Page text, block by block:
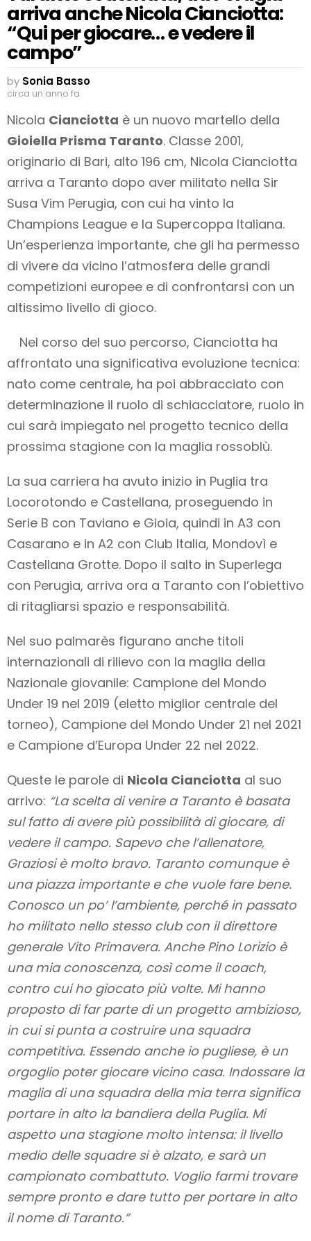
arriva anche Nicola Cianciotta:
“Qui per giocare… e vedere il
campo”
by Sonia Basso
circa un anno fa
Nicola Cianciotta è un nuovo martello della
Gioiella Prisma Taranto. Classe 2001,
originario di Bari, alto 196 cm, Nicola Cianciotta
arriva a Taranto dopo aver militato nella Sir
Susa Vim Perugia, con cui ha vinto la
Champions League e la Supercoppa Italiana.
Un’esperienza importante, che gli ha permesso
di vivere da vicino l’atmosfera delle grandi
competizioni europee e di confrontarsi con un
altissimo livello di gioco.
Nel corso del suo percorso, Cianciotta ha
affrontato una significativa evoluzione tecnica:
nato come centrale, ha poi abbracciato con
determinazione il ruolo di schiacciatore, ruolo in
cui sarà impiegato nel progetto tecnico della
prossima stagione con la maglia rossoblù.
La sua carriera ha avuto inizio in Puglia tra
Locorotondo e Castellana, proseguendo in
Serie B con Taviano e Gioia, quindi in A3 con
Casarano e in A2 con Club Italia, Mondovì e
Castellana Grotte. Dopo il salto in Superlega
con Perugia, arriva ora a Taranto con l’obiettivo
di ritagliarsi spazio e responsabilità.
Nel suo palmarès figurano anche titoli
internazionali di rilievo con la maglia della
Nazionale giovanile: Campione del Mondo
Under 19 nel 2019 (eletto miglior centrale del
torneo), Campione del Mondo Under 21 nel 2021
e Campione d’Europa Under 22 nel 2022.
Queste le parole di Nicola Cianciotta al suo
arrivo: “La scelta di venire a Taranto è basata
sul fatto di avere più possibilità di giocare, di
vedere il campo. Sapevo che l’allenatore,
Graziosi è molto bravo. Taranto comunque è
una piazza importante e che vuole fare bene.
Conosco un po’ l’ambiente, perché in passato
ho militato nello stesso club con il direttore
generale Vito Primavera. Anche Pino Lorizio è
una mia conoscenza, così come il coach,
contro cui ho giocato più volte. Mi hanno
proposto di far parte di un progetto ambizioso,
in cui si punta a costruire una squadra
competitiva. Essendo anche io pugliese, è un
orgoglio poter giocare vicino casa. Indossare la
maglia di una squadra della mia terra significa
portare in alto la bandiera della Puglia. Mi
aspetto una stagione molto intensa: il livello
medio delle squadre si è alzato, e sarà un
campionato combattuto. Voglio farmi trovare
sempre pronto e dare tutto per portare in alto
il nome di Taranto.”